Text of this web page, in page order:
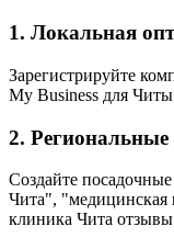
1. Локальная
Зарегистрируйте
My Business для
2.
Создайте
Чита",
клиника Чита